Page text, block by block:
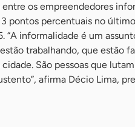
os empreendedores
pontos percentuais no
“A informalidade é um
trabalhando, que estão
São pessoas que
afirma Décio Lima,